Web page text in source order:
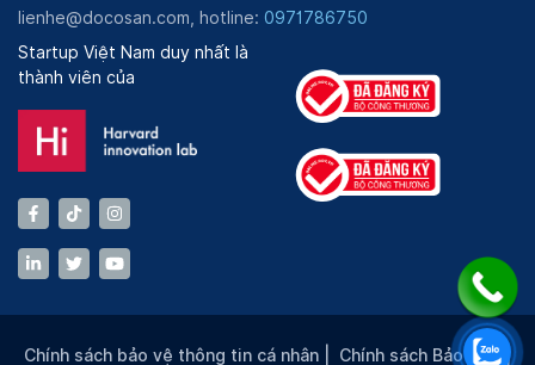
lienhe@docosan.com, hotline: 0971786750
Startup Việt Nam duy nhất là
thành viên của
Chính sách bảo vệ thông tin cá nhân Chính sách Bảo mật |